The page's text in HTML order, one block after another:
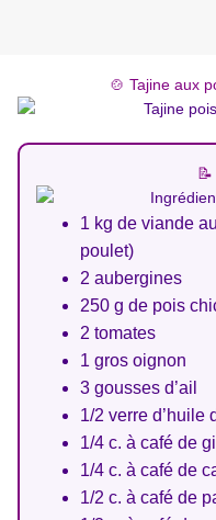
🍲 Tajine aux
1 kg de viande
poulet)
2 aubergines
250 g de pois
2 tomates
1 gros oignon
3 gousses d’ail
1/2 verre d’huile
1/4 c. à café de
1/4 c. à café de
1/2 c. à café de